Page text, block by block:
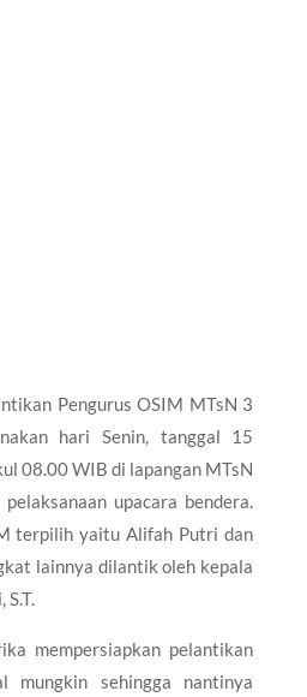
Pengurus OSIM MTsN 3
hari Senin, tanggal 15
08.00 WIB di lapangan MTsN
upacara bendera.
terpilih yaitu Alifah Putri dan
lainnya dilantik oleh kepala
mempersiapkan pelantikan
mungkin sehingga nantinya